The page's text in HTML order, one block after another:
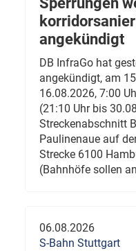
angekündigt
DB InfraGo hat
angekündigt, am
16.08.2026, 7:00
(21:10 Uhr bis
Streckenabschnitt
Paulinenaue auf
Strecke 6100
(Bahnhöfe sollen
06.08.2026
S-Bahn Stuttgart